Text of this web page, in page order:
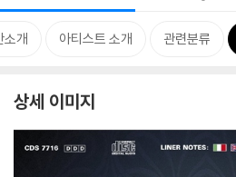
소개 아티스트 소개 관련분류
상세 이미지